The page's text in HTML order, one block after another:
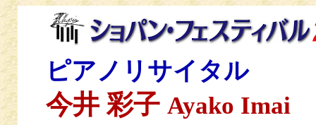
ピアノリサイタル
今井 彩子 Ayako Imai